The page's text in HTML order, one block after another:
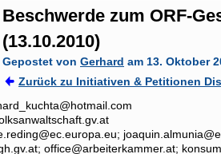
Beschwerde zum ORF-
(13.10.2010)
Gepostet von Gerhard am 13. Oktober
Zurück zu Initiativen & Petitionen
office@arbeiterkammer.at;